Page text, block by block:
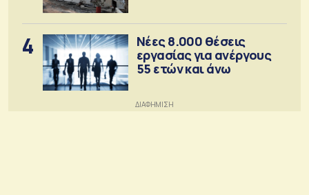
4
Νέες 8.000 θέσεις
εργασίας για ανέργους
55 ετών και άνω